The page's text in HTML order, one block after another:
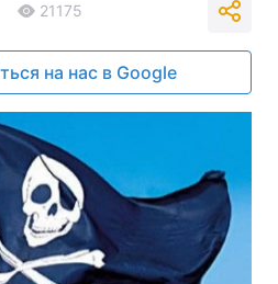
21175
на нас в Google